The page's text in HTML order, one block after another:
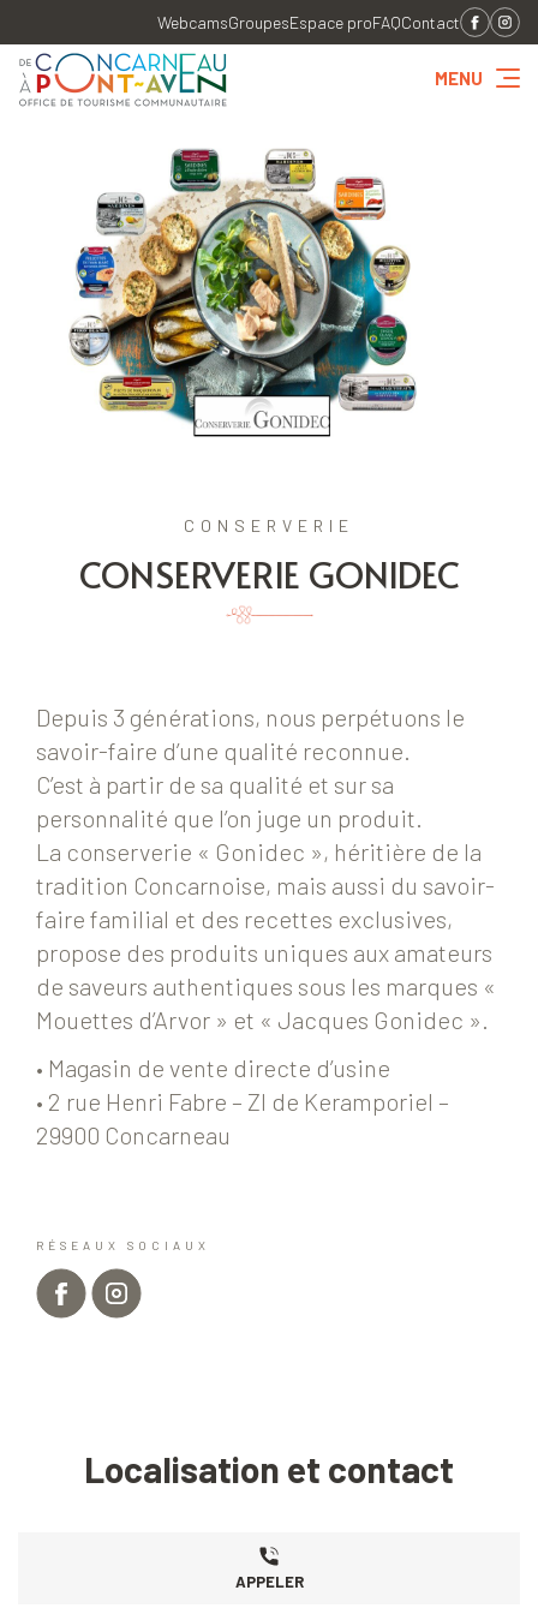
WebcamsGroupesEspace proFAQContact
MENU
CONSERVERIE
CONSERVERIE GONIDEC
Depuis 3 générations, nous perpétuons le
savoir-faire d’une qualité reconnue.
C’est à partir de sa qualité et sur sa
personnalité que l’on juge un produit.
La conserverie « Gonidec », héritière de la
tradition Concarnoise, mais aussi du savoir-
faire familial et des recettes exclusives,
propose des produits uniques aux amateurs
de saveurs authentiques sous les marques «
Mouettes d’Arvor » et « Jacques Gonidec ».
• Magasin de vente directe d’usine
• 2 rue Henri Fabre – ZI de Keramporiel –
29900 Concarneau
RÉSEAUX SOCIAUX
Localisation et contact
APPELER